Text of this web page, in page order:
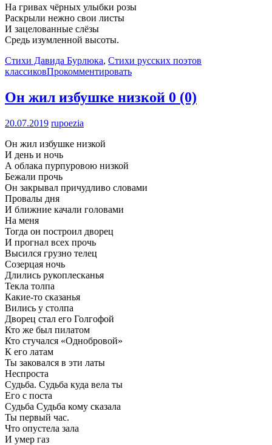
На гривах чёрных улыбки розы
Раскрыли нежно свои листы
И зацелованные слёзы
Средь изумленной высоты.
Стихи Давида Бурлюка, Стихи русских поэтов
классиковПрокомментировать
Он жил избушке низкой 0 (0)
20.07.2019 rupoezia
Он жил избушке низкой
И день и ночь
А облака пурпуровою низкой
Бежали прочь
Он закрывал причудливо словами
Провалы дня
И ближние качали головами
На меня
Тогда он построил дворец
И прогнал всех прочь
Высился грузно телец
Созерцая ночь
Длились рукоплесканья
Текла толпа
Какие-то сказанья
Вились у столпа
Дворец стал его Голгофой
Кто же был пилатом
Кто стучался «Однобровой»
К его латам
Ты заковался в эти латы
Неспроста
Судьба. Судьба куда вела ты
Его с поста
Судьба Судьба кому сказала
Ты первый час.
Что опустела зала
И умер газ